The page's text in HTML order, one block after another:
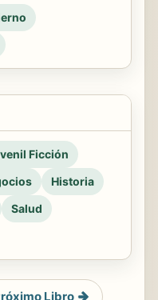
Ficción
Historia
Salud
Libro